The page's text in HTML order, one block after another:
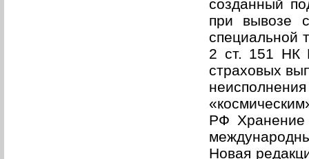
созданный
при вывозе
специальной
2 ст. 151 НК
страховых
РФ Хранение
Новая